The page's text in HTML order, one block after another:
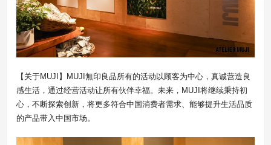
【关于MUJI】MUJI無印良品所有的活动以顾客为中心，真诚营造良
感生活，通过经营活动让所有伙伴幸福。未来，MUJI将继续秉持初
心，不断探索创新，将更多符合中国消费者需求、能够提升生活品质
的产品带入中国市场。